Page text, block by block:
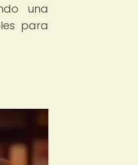
una
para